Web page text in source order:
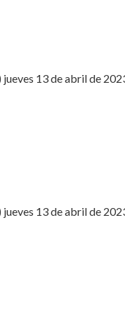
13 de abril de
13 de abril de